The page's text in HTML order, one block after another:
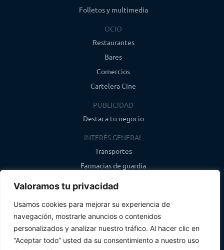
Valoramos tu privacidad
Usamos cookies para mejorar su experiencia de
navegación, mostrarle anuncios o contenidos
personalizados y analizar nuestro tráfico. Al hacer clic en
“Aceptar todo” usted da su consentimiento a nuestro uso
Folletos y multimedia
OCIO
Restaurantes
Bares
Comercios
Cartelera Cine
PUBLICIDAD
Destaca tu negocio
INTERÉS GENERAL
Transportes
Farmacias de guardia
CONTACTO
info@infosegovia.com